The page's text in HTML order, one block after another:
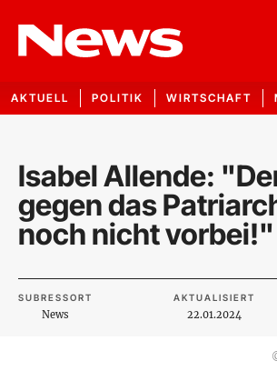
AKTUELL POLITIK WIRTSCHAFT
Isabel Allende:
gegen das
noch nicht vorbei!"
SUBRESSORT
News
AKTUALISIERT
22.01.2024